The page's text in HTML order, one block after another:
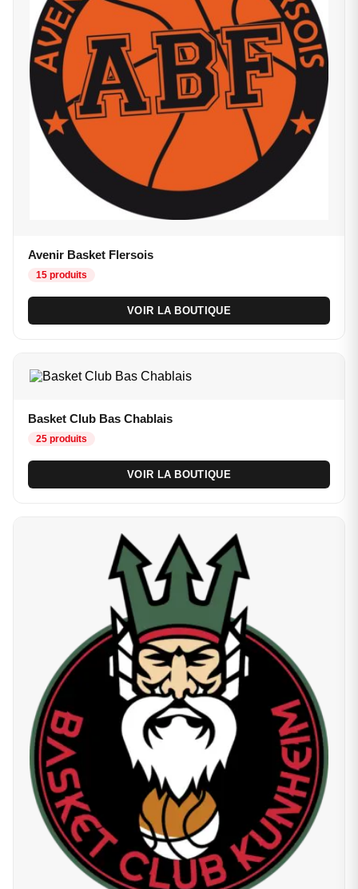
Avenir Basket Flersois
15 produits
VOIR LA BOUTIQUE
Basket Club Bas Chablais
25 produits
VOIR LA BOUTIQUE